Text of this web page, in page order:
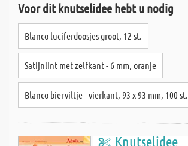
Voor dit knutselidee hebt u nodig
Blanco luciferdoosjes groot, 12 st.
Satijnlint met zelfkant - 6 mm, oranje
Blanco bierviltje - vierkant, 93 x 93 mm, 100 st.
Knutselidee